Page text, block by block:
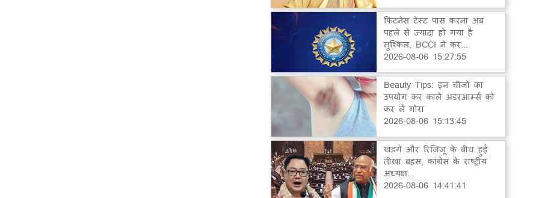
फिटनेस टेस्ट पास करना अब
पहले से ज्यादा हो गया है
मुश्किल, BCCI ने कर...
2026-08-06 15:27:55
Beauty Tips: इन चीजों का
उपयोग कर काले अंडरआर्म्स को
कर लें गोरा
2026-08-06 15:13:45
खड़गे और रिजिजू के बीच हुई
तीखा बहस, कांग्रेस के राष्ट्रीय
अध्यक्ष...
2026-08-06 14:41:41